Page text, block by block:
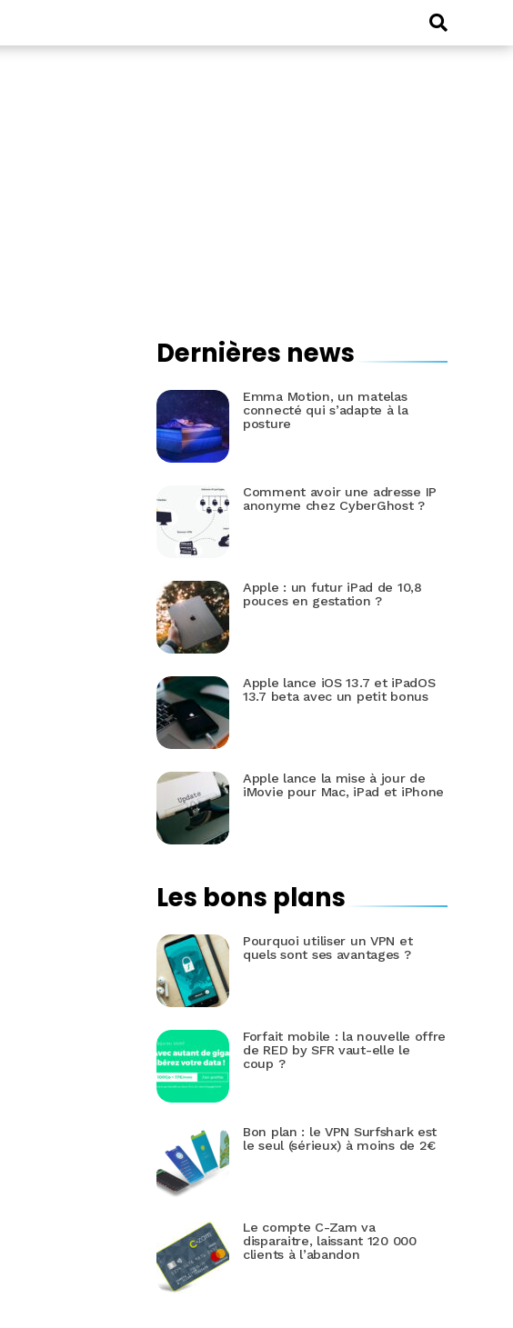
Dernières news
Emma Motion, un matelas
connecté qui s’adapte à la
posture
Comment avoir une adresse IP
anonyme chez CyberGhost ?
Apple : un futur iPad de 10,8
pouces en gestation ?
Apple lance iOS 13.7 et iPadOS
13.7 beta avec un petit bonus
Apple lance la mise à jour de
iMovie pour Mac, iPad et iPhone
Les bons plans
Pourquoi utiliser un VPN et
quels sont ses avantages ?
Forfait mobile : la nouvelle offre
de RED by SFR vaut-elle le
coup ?
Bon plan : le VPN Surfshark est
le seul (sérieux) à moins de 2€
Le compte C-Zam va
disparaitre, laissant 120 000
clients à l’abandon